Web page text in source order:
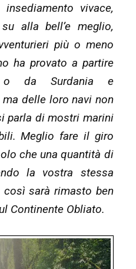
vivace,
alla bell’e meglio,
più o meno
ha provato a partire
o da Surdania e
ma delle loro navi non
parla di mostri marini
Meglio fare il giro
che una quantità di
la vostra stessa
sarà rimasto ben
Continente Obliato.